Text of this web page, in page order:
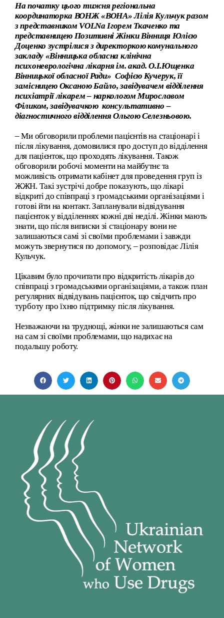
На початку цього тижня регіональна
координаторка ВОНЖ «ВОНА» Лілія Кульчук разом
з представником VOLNa Ігорем Ткаченко та
представницею Позитивні Жінки Вінниця Юлією
Доценко зустрілися з директоркою комунального
закладу «Вінницька обласна клінічна
психоневрологічна лікарня ім. акад. О.І.Ющенка
Вінницької обласної Ради» Софією Кучерук, її
замісницею Оксаною Байло , завідувачем відділення
психіатрії лікарем – наркологом Мирославом
Філиком, завідувачкою консультативно –
діагностичного відділення Ольгою Селезньовою.
– Ми обговорили проблеми пацієнтів на стаціонарі і
після лікування, домовилися про доступ до відділення
для пацієнток, що проходять лікування. Також
обговорили робочі моменти на майбутнє та
можливість отримати кабінет для проведення груп із
ЖЖН. Такі зустрічі добре показують, що лікарі
відкриті до співпраці з громадськими організаціями і
готові йти на контакт. Запланували відвідування
пацієнток у відділеннях кожні дві неділі. Жінки мають
знати, що після виписки зі стаціонару вони не
залишаються самі зі своїми проблемами і завжди
можуть звернутися по допомогу, – розповідає Лілія
Кульчук.
Цікавим було прочитати про відкритість лікарів до
співпраці з громадськими організаціями, а також план
регулярних відвідувань пацієнток, що свідчить про
турботу про їхню підтримку після лікування.
Незважаючи на труднощі, жінки не залишаються сам
на сам зі своїми проблемами, що надихає на
подальшу роботу.